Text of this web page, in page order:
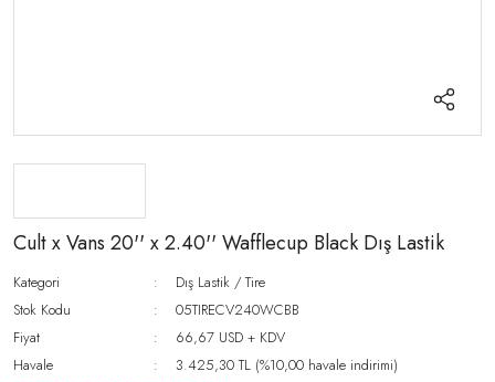
Cult x Vans 20'' x 2.40'' Wafflecup Black Dış Lastik
Kategori
Dış Lastik / Tire
Stok Kodu
05TIRECV240WCBB
Fiyat
66,67 USD + KDV
Havale
3.425,30 TL (%10,00 havale indirimi)